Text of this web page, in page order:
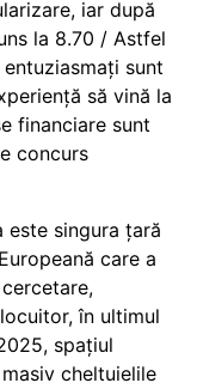
iar după
la 8.70 / Astfel
sunt
să vină la
financiare sunt
concurs
este singura țară
care a
în ultimul
spațiul
cheltuielile